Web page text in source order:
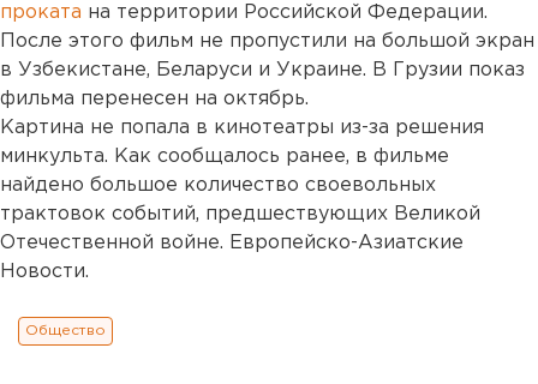
проката на территории Российской Федерации.
После этого фильм не пропустили на большой экран
в Узбекистане, Беларуси и Украине. В Грузии показ
фильма перенесен на октябрь.
Картина не попала в кинотеатры из-за решения
минкульта. Как сообщалось ранее, в фильме
найдено большое количество своевольных
трактовок событий, предшествующих Великой
Отечественной войне. Европейско-Азиатские
Новости.
Общество